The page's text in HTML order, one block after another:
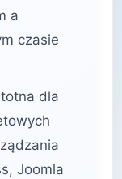
a
czasie
dla
Joomla